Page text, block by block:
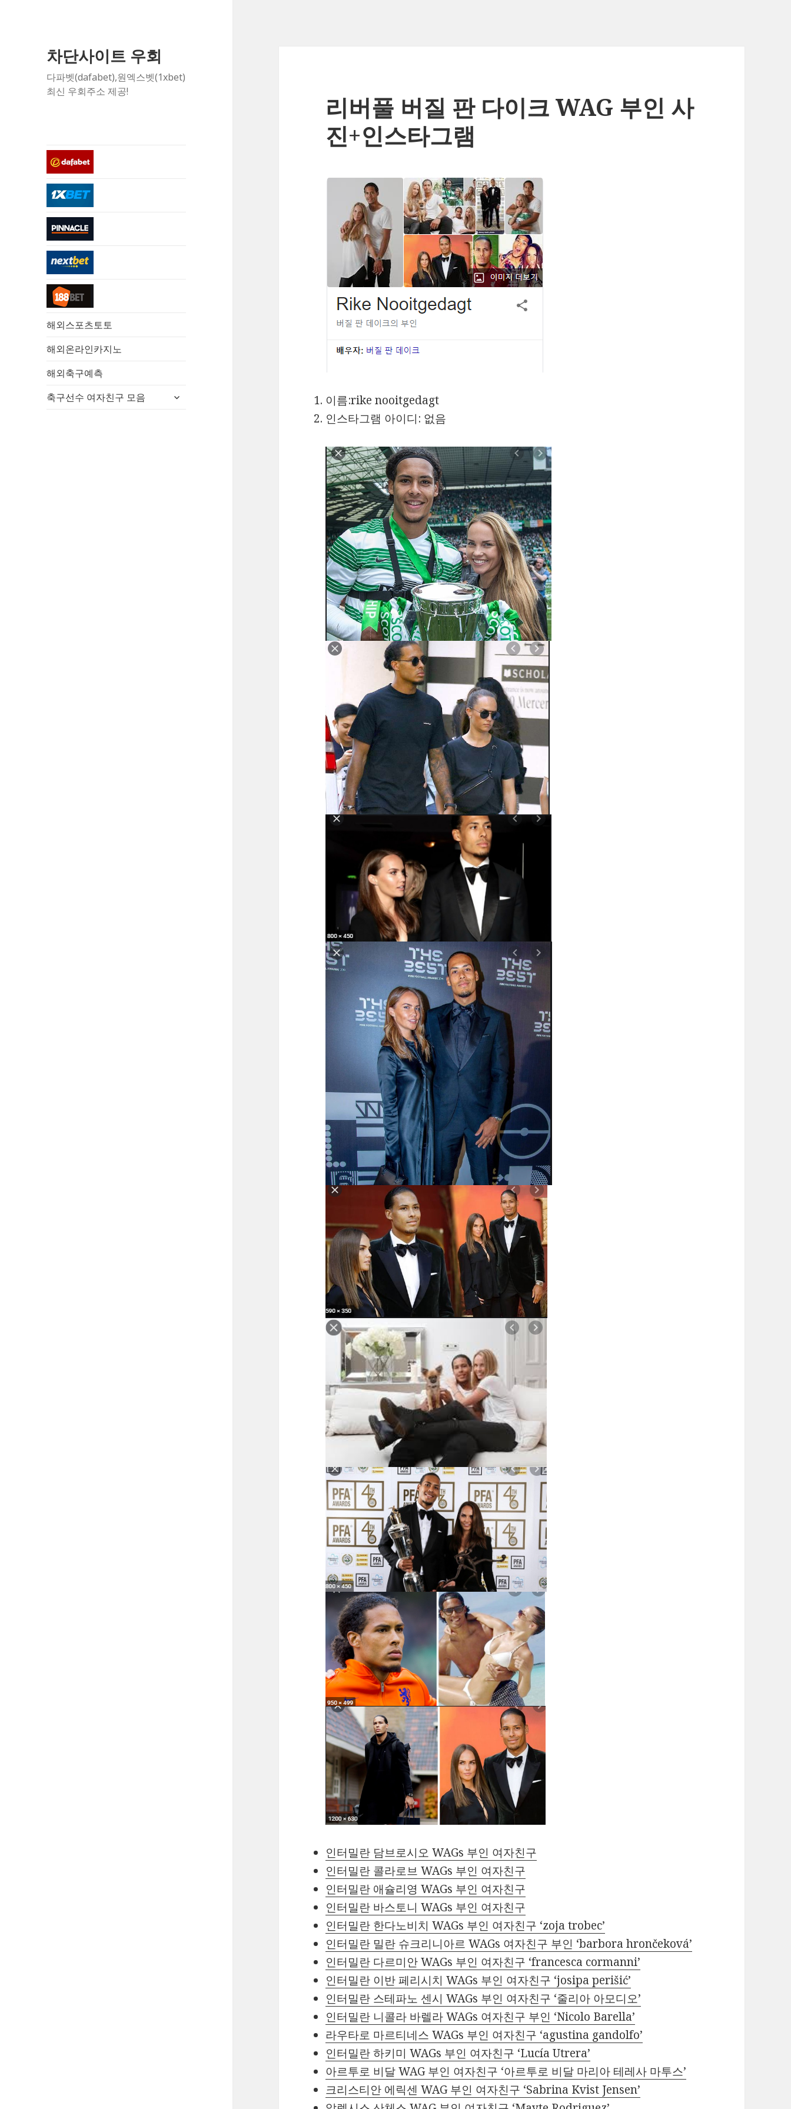
차단사이트 우회
다파벳(dafabet),원엑스벳(1xbet)
최신 우회주소 제공!
해외스포츠토토
해외온라인카지노
해외축구예측
축구선수 여자친구 모음
하
리버풀 버질 판 다이크 WAG 부인 사
진+인스타그램
이름:rike nooitgedagt
인스타그램 아이디: 없음
인터밀란 담브로시오 WAGs 부인 여자친구
인터밀란 콜라로브 WAGs 부인 여자친구
인터밀란 애슐리영 WAGs 부인 여자친구
인터밀란 바스토니 WAGs 부인 여자친구
인터밀란 한다노비치 WAGs 부인 여자친구 ‘zoja trobec’
인터밀란 밀란 슈크리니아르 WAGs 여자친구 부인 ‘barbora hrončeková’
인터밀란 다르미안 WAGs 부인 여자친구 ‘francesca cormanni’
인터밀란 이반 페리시치 WAGs 부인 여자친구 ‘josipa perišić’
인터밀란 스테파노 센시 WAGs 부인 여자친구 ‘줄리아 아모디오’
인터밀란 니콜라 바렐라 WAGs 여자친구 부인 ‘Nicolo Barella’
라우타로 마르티네스 WAGs 부인 여자친구 ‘agustina gandolfo’
인터밀란 하키미 WAGs 부인 여자친구 ‘Lucía Utrera’
아르투로 비달 WAG 부인 여자친구 ‘아르투로 비달 마리아 테레사 마투스’
크리스티안 에릭센 WAG 부인 여자친구 ‘Sabrina Kvist Jensen’